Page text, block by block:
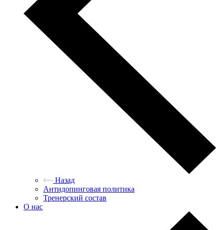
Назад
Антидопинговая политика
Тренерский состав
О нас